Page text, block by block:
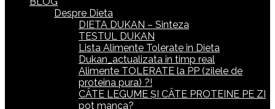
Despre Dieta
DIETA DUKAN – Sinteza
TESTUL DUKAN
Lista Alimente Tolerate in Dieta
Dukan_actualizata in timp real
Alimente TOLERATE la PP (zilele de
proteina pura) ?!
CÂTE LEGUME ȘI CÂTE PROTEINE PE ZI
pot manca?